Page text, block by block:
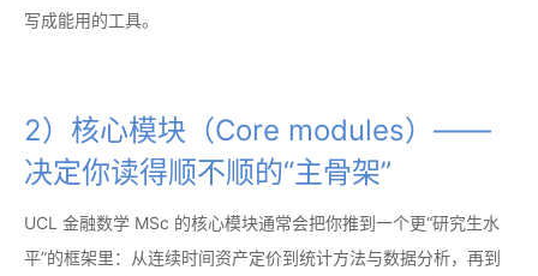
写成能用的工具。
2）核心模块（Core modules）——
决定你读得顺不顺的“主骨架”
UCL 金融数学 MSc 的核心模块通常会把你推到一个更“研究生水
平”的框架里：从连续时间资产定价到统计方法与数据分析，再到